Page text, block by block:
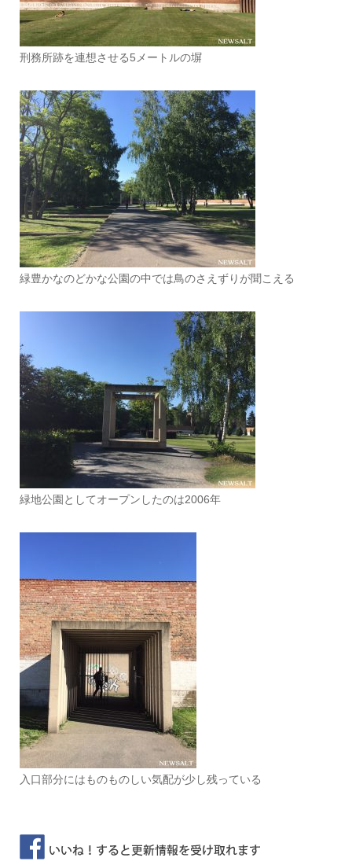
刑務所跡を連想させる5メートルの塀
緑豊かなのどかな公園の中では鳥のさえずりが聞こえる
緑地公園としてオープンしたのは2006年
入口部分にはものものしい気配が少し残っている